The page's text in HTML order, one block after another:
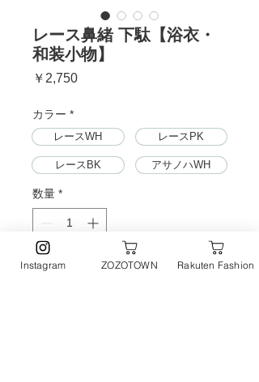
レース鼻緒 下駄【浴衣・
和装小物】
￥2,750価
カラー *
レースWH レースPK
レースBK アサノハWH
数量 *
カートに追加する
Instagram ZOZOTOWN Rakuten Fashion